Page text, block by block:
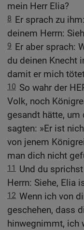
mein Herr Elia?
8 Er sprach zu
deinem Herrn:
9 Er aber sprach:
du deinen Knecht
damit er mich
10 So wahr der
Volk, noch
gesandt hätte, um
sagten: »Er ist
von jenem
man dich nicht
11
Und du
Herrn: Siehe, Elia
12 Wenn ich von
geschehen, dass
hinwegnimmt, ich